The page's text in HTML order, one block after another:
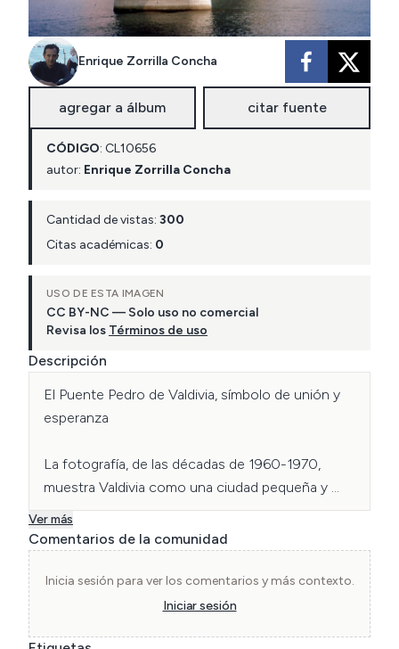
Enrique Zorrilla Concha
agregar a álbum citar fuente
CÓDIGO: CL10656
autor: Enrique Zorrilla Concha
Cantidad de vistas: 300
Citas académicas: 0
USO DE ESTA IMAGEN
CC BY-NC — Solo uso no comercial
Revisa los Términos de uso
Descripción
El Puente Pedro de Valdivia, símbolo de unión y
esperanza
La fotografía, de las décadas de 1960-1970,
muestra Valdivia como una ciudad pequeña y
tranquila. El Puente Pedro de Valdivia conecta el
centro con la Isla Teja, mientras una embarcación
tradición fluvial de la ciudad. Inaugurado en 1954,
el puente cobró especial importancia tras el
Ver más
Comentarios de la comunidad
Inicia sesión para ver los comentarios y más contexto.
Iniciar sesión